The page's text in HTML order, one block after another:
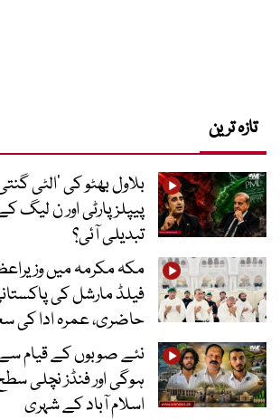
تازہ ترین
بلاول بھٹو کی ’الٹی
پیپلز پارٹی اور ن لیگ
تبدیلی آئی؟
مکہ مکرمہ میں
فیلڈ مارشل کی
حاضری، عمرہ ادا
نئے صوبوں کے قیام
ہوگی اور فنڈز نچلی
اسلام آباد کے شہری